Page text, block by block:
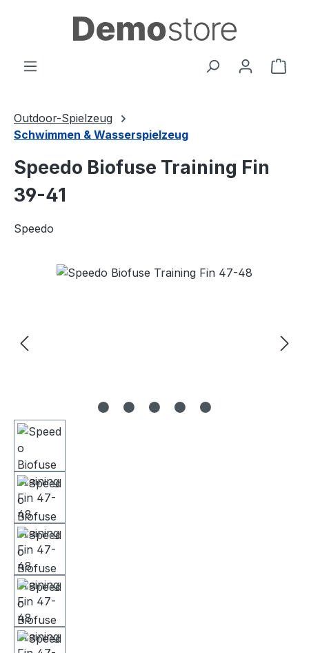
Zum Hauptinhalt springen
Outdoor-Spielzeug
Schwimmen & Wasserspielzeug
Speedo Biofuse Training Fin
39-41
Speedo
Bildergalerie überspringen